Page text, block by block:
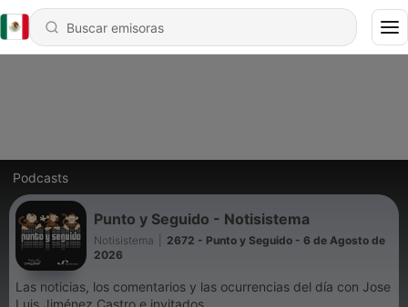
Podcasts
Punto y Seguido - Notisistema
Notisistema
2672 - Punto y Seguido - 6 de Agosto de
2026
Las noticias, los comentarios y las ocurrencias del día con Jose
Luis Jiménez Castro e invitados.